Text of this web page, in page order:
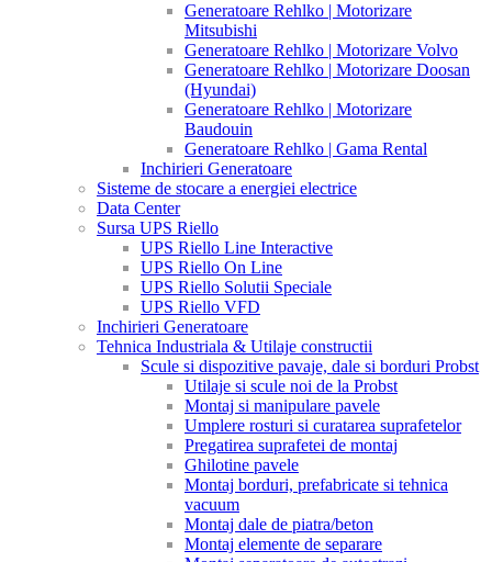
Generatoare Rehlko | Motorizare
Mitsubishi
Generatoare Rehlko | Motorizare Volvo
Generatoare Rehlko | Motorizare Doosan
(Hyundai)
Generatoare Rehlko | Motorizare
Baudouin
Generatoare Rehlko | Gama Rental
Inchirieri Generatoare
Sisteme de stocare a energiei electrice
Data Center
Sursa UPS Riello
UPS Riello Line Interactive
UPS Riello On Line
UPS Riello Solutii Speciale
UPS Riello VFD
Inchirieri Generatoare
Tehnica Industriala & Utilaje constructii
Scule si dispozitive pavaje, dale si borduri Probst
Utilaje si scule noi de la Probst
Montaj si manipulare pavele
Umplere rosturi si curatarea suprafetelor
Pregatirea suprafetei de montaj
Ghilotine pavele
Montaj borduri, prefabricate si tehnica
vacuum
Montaj dale de piatra/beton
Montaj elemente de separare